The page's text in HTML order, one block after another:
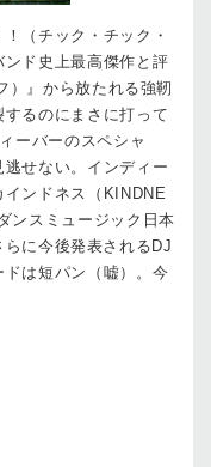
（チック・チック・
ド史上最高傑作と評
）』から放たれる強靭
るのにまさに打って
ーバーのスペシャ
せない。インディー
ンドネス（KINDNE
ンスミュージック日本
に今後発表されるDJ
は短パン（嘘）。今